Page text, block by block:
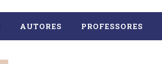
AUTORES PROFESSORES